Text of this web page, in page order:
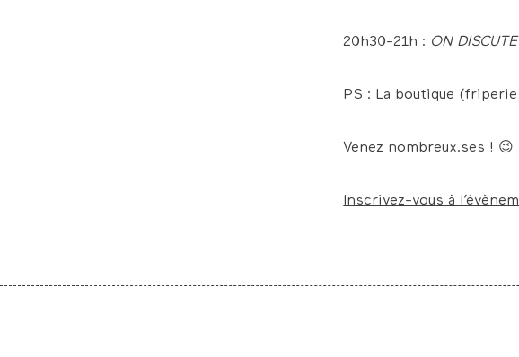
20h30-21h : ON
PS : La boutique
Venez nombreux.ses ! 😉
Inscrivez-vous à